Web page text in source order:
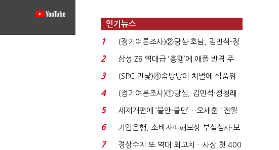
인기뉴스
1
(정기여론조사)②당심·호남, 김민석-정
청래 '초접전'...
2
삼성 Z8 역대급 ‘흥행’에 애플 반격 주
목…9월 ‘폴...
3
(SPC 민낯)④솜방망이 처벌에 식품위
생법 위반 반복...
4
(정기여론조사)①당심, 김민석·정청래
'초접전'…대통령 ...
5
세제개편에 ‘불안·불만’…오세훈 "전월
세 구하기 더 ...
6
기업은행, 소비자피해보상 부실심사·보
이스피싱 공시 ...
7 경상수지 또 역대 최고치…사상 첫 400